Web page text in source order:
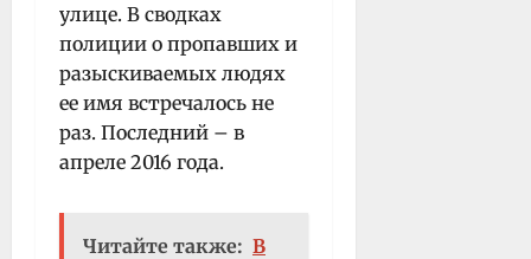
улице. В сводках
полиции о пропавших и
разыскиваемых людях
ее имя встречалось не
раз. Последний – в
апреле 2016 года.
Читайте также: В